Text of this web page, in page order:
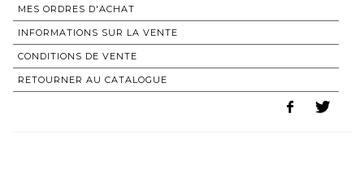
MES ORDRES D'ACHAT
INFORMATIONS SUR LA VENTE
CONDITIONS DE VENTE
RETOURNER AU CATALOGUE